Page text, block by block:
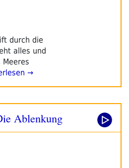
durch die
alles und
→
Ablenkung